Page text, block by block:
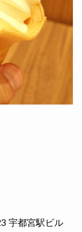
宇都宮駅ビル